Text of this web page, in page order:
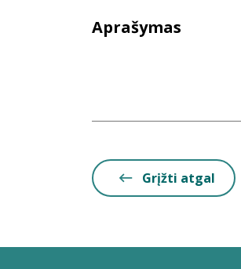
Aprašymas
Grįžti atgal